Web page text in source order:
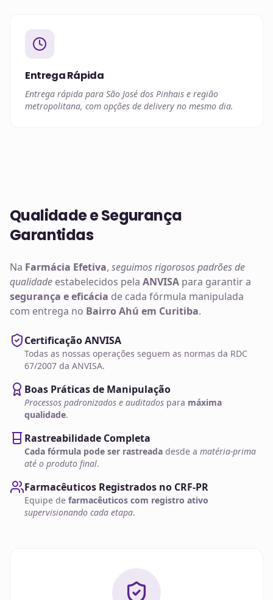
Entrega Rápida
Entrega rápida para São José dos Pinhais e região
metropolitana, com opções de delivery no mesmo dia.
Qualidade e Segurança
Garantidas
Na Farmácia Efetiva, seguimos rigorosos padrões de
qualidade estabelecidos pela ANVISA para garantir a
segurança e eficácia de cada fórmula manipulada
com entrega no Bairro Ahú em Curitiba.
Certificação ANVISA
Todas as nossas operações seguem as normas da RDC
67/2007 da ANVISA.
Boas Práticas de Manipulação
Processos padronizados e auditados para máxima
qualidade.
Rastreabilidade Completa
Cada fórmula pode ser rastreada desde a matéria-prima
até o produto final.
Farmacêuticos Registrados no CRF-PR
Equipe de farmacêuticos com registro ativo
supervisionando cada etapa.